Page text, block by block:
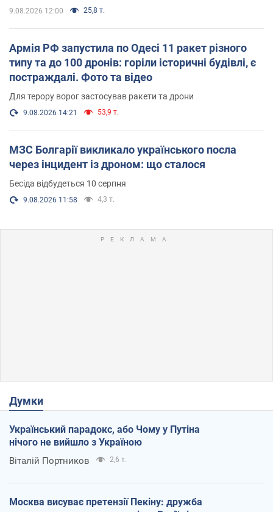
9.08.2026 12:00 25,8 т.
Армія РФ запустила по Одесі 11 ракет різного
типу та до 100 дронів: горіли історичні будівлі, є
постраждалі. Фото та відео
Для терору ворог застосував ракети та дрони
9.08.2026 14:21 53,9 т.
МЗС Болгарії викликало українського посла
через інцидент із дроном: що сталося
Бесіда відбудеться 10 серпня
9.08.2026 11:58 4,3 т.
Думки
Український парадокс, або Чому у Путіна
нічого не вийшло з Україною
Віталій Портников 2,6 т.
Москва висуває претензії Пекіну: дружба